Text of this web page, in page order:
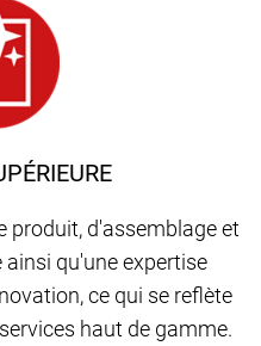
produit, d'assemblage et
qu'une expertise
ce qui se reflète
haut de gamme.